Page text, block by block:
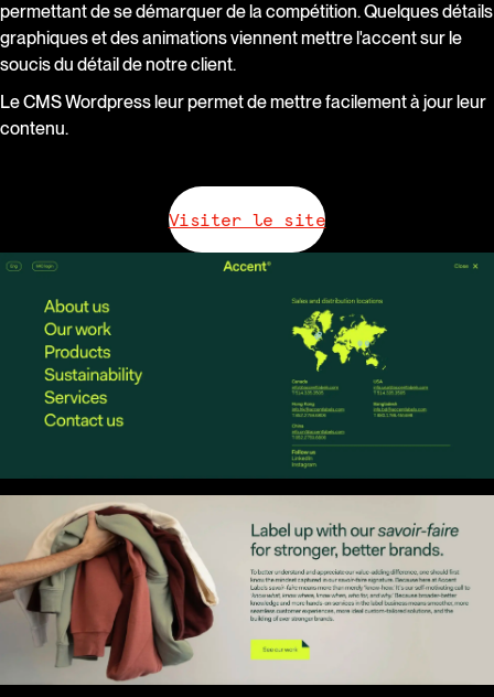
permettant de se démarquer de la compétition. Quelques détails
graphiques et des animations viennent mettre l'accent sur le
soucis du détail de notre client.
Le CMS Wordpress leur permet de mettre facilement à jour leur
contenu.
Visiter le site